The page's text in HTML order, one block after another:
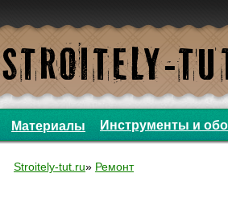
Материалы Инструменты и
Stroitely-tut.ru» Ремонт